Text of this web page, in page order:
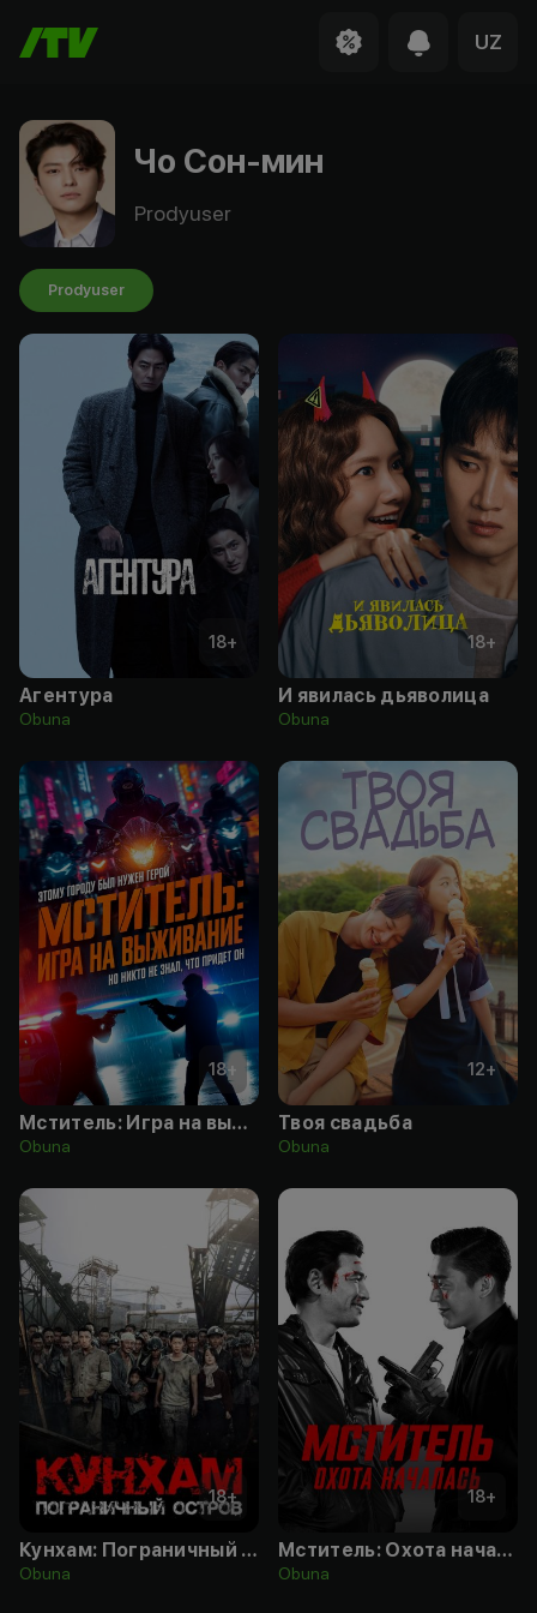
UZ
Чо Сон-мин
Prodyuser
Prodyuser
18+
Агентура
Obuna
18+
И явилась дьяволица
Obuna
18+
Мститель: Игра на выживание
Obuna
12+
Твоя свадьба
Obuna
18+
Кунхам: Пограничный остров
Obuna
18+
Мститель: Охота началась
Obuna